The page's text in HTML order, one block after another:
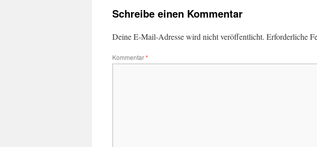
Schreibe einen Kommentar
Deine E-Mail-Adresse wird nicht veröffentlicht. Erforderliche
Kommentar*